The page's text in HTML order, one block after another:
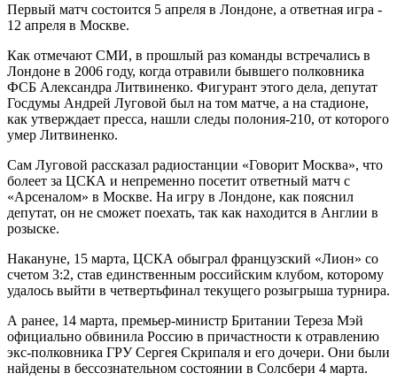
Первый матч состоится 5 апреля в Лондоне, а ответная игра -
12 апреля в Москве.
Как отмечают СМИ, в прошлый раз команды встречались в
Лондоне в 2006 году, когда отравили бывшего полковника
ФСБ Александра Литвиненко. Фигурант этого дела, депутат
Госдумы Андрей Луговой был на том матче, а на стадионе,
как утверждает пресса, нашли следы полония-210, от которого
умер Литвиненко.
Сам Луговой рассказал радиостанции «Говорит Москва», что
болеет за ЦСКА и непременно посетит ответный матч с
«Арсеналом» в Москве. На игру в Лондоне, как пояснил
депутат, он не сможет поехать, так как находится в Англии в
розыске.
Накануне, 15 марта, ЦСКА обыграл французский «Лион» со
счетом 3:2, став единственным российским клубом, которому
удалось выйти в четвертьфинал текущего розыгрыша турнира.
А ранее, 14 марта, премьер-министр Британии Тереза Мэй
официально обвинила Россию в причастности к отравлению
экс-полковника ГРУ Сергея Скрипаля и его дочери. Они были
найдены в бессознательном состоянии в Солсбери 4 марта.